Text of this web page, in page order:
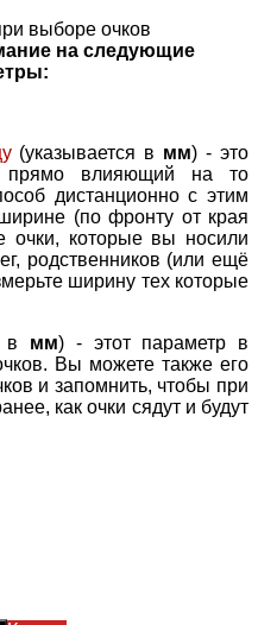
выборе очков
на следующие
(указывается в мм) - это
прямо влияющий на то
дистанционно с этим
(по фронту от края
очки, которые вы носили
родственников (или ещё
ширину тех которые
в мм) - этот параметр в
Вы можете также его
и запомнить, чтобы при
как очки сядут и будут